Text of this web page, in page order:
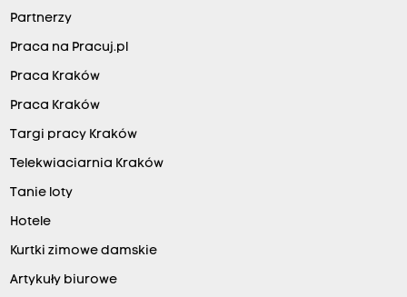
Partnerzy
Praca na Pracuj.pl
Praca Kraków
Praca Kraków
Targi pracy Kraków
Telekwiaciarnia Kraków
Tanie loty
Hotele
Kurtki zimowe damskie
Artykuły biurowe